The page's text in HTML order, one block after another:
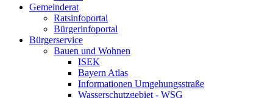
Gemeinderat
Ratsinfoportal
Bürgerinfoportal
Bürgerservice
Bauen und Wohnen
ISEK
Bayern Atlas
Informationen Umgehungsstraße
Wasserschutzgebiet - WSG